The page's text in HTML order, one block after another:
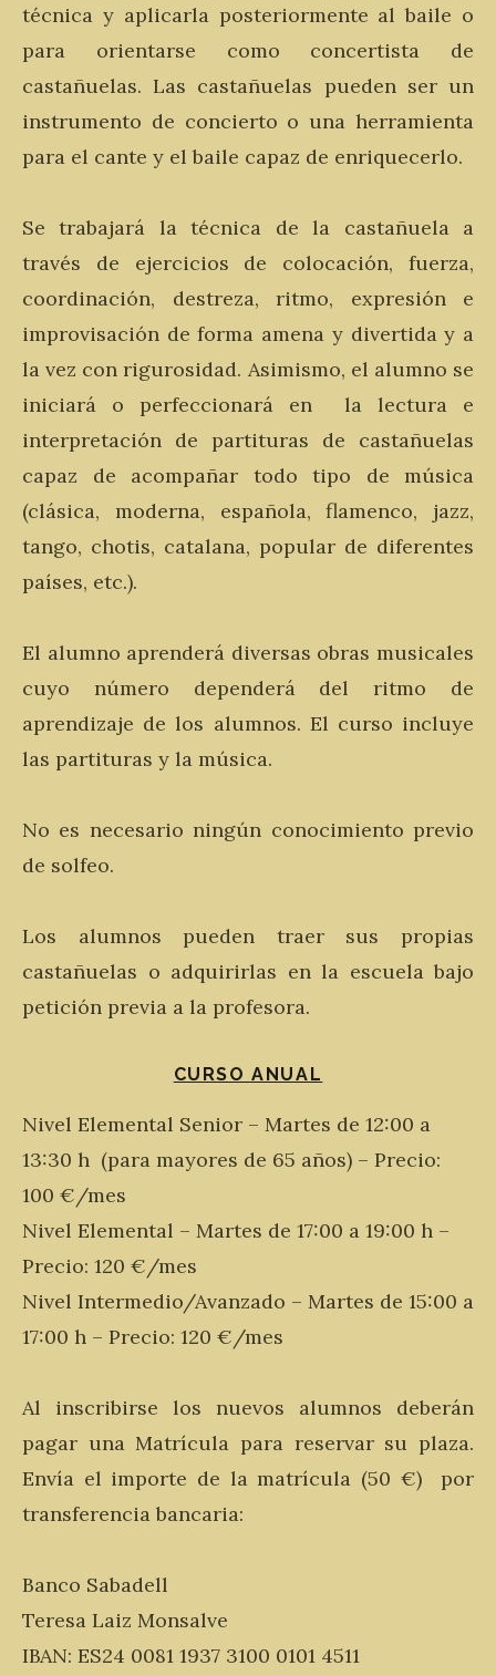
técnica y aplicarla posteriormente al baile o
para orientarse como concertista de
castañuelas. Las castañuelas pueden ser un
instrumento de concierto o una herramienta
para el cante y el baile capaz de enriquecerlo.
Se trabajará la técnica de la castañuela a
través de ejercicios de colocación, fuerza,
coordinación, destreza, ritmo, expresión e
improvisación de forma amena y divertida y a
la vez con rigurosidad. Asimismo, el alumno se
iniciará o perfeccionará en la lectura e
interpretación de partituras de castañuelas
capaz de acompañar todo tipo de música
(clásica, moderna, española, flamenco, jazz,
tango, chotis, catalana, popular de diferentes
países, etc.).
El alumno aprenderá diversas obras musicales
cuyo número dependerá del ritmo de
aprendizaje de los alumnos. El curso incluye
las partituras y la música.
No es necesario ningún conocimiento previo
de solfeo.
Los alumnos pueden traer sus propias
castañuelas o adquirirlas en la escuela bajo
petición previa a la profesora.
CURSO ANUAL
Nivel Elemental Senior – Martes de 12:00 a
13:30 h (para mayores de 65 años) – Precio:
100 €/mes
Nivel Elemental – Martes de 17:00 a 19:00 h –
Precio: 120 €/mes
Nivel Intermedio/Avanzado – Martes de 15:00 a
17:00 h – Precio: 120 €/mes
Al inscribirse los nuevos alumnos deberán
pagar una Matrícula para reservar su plaza.
Envía el importe de la matrícula (50 €) por
transferencia bancaria:
Banco Sabadell
Teresa Laiz Monsalve
IBAN: ES24 0081 1937 3100 0101 4511